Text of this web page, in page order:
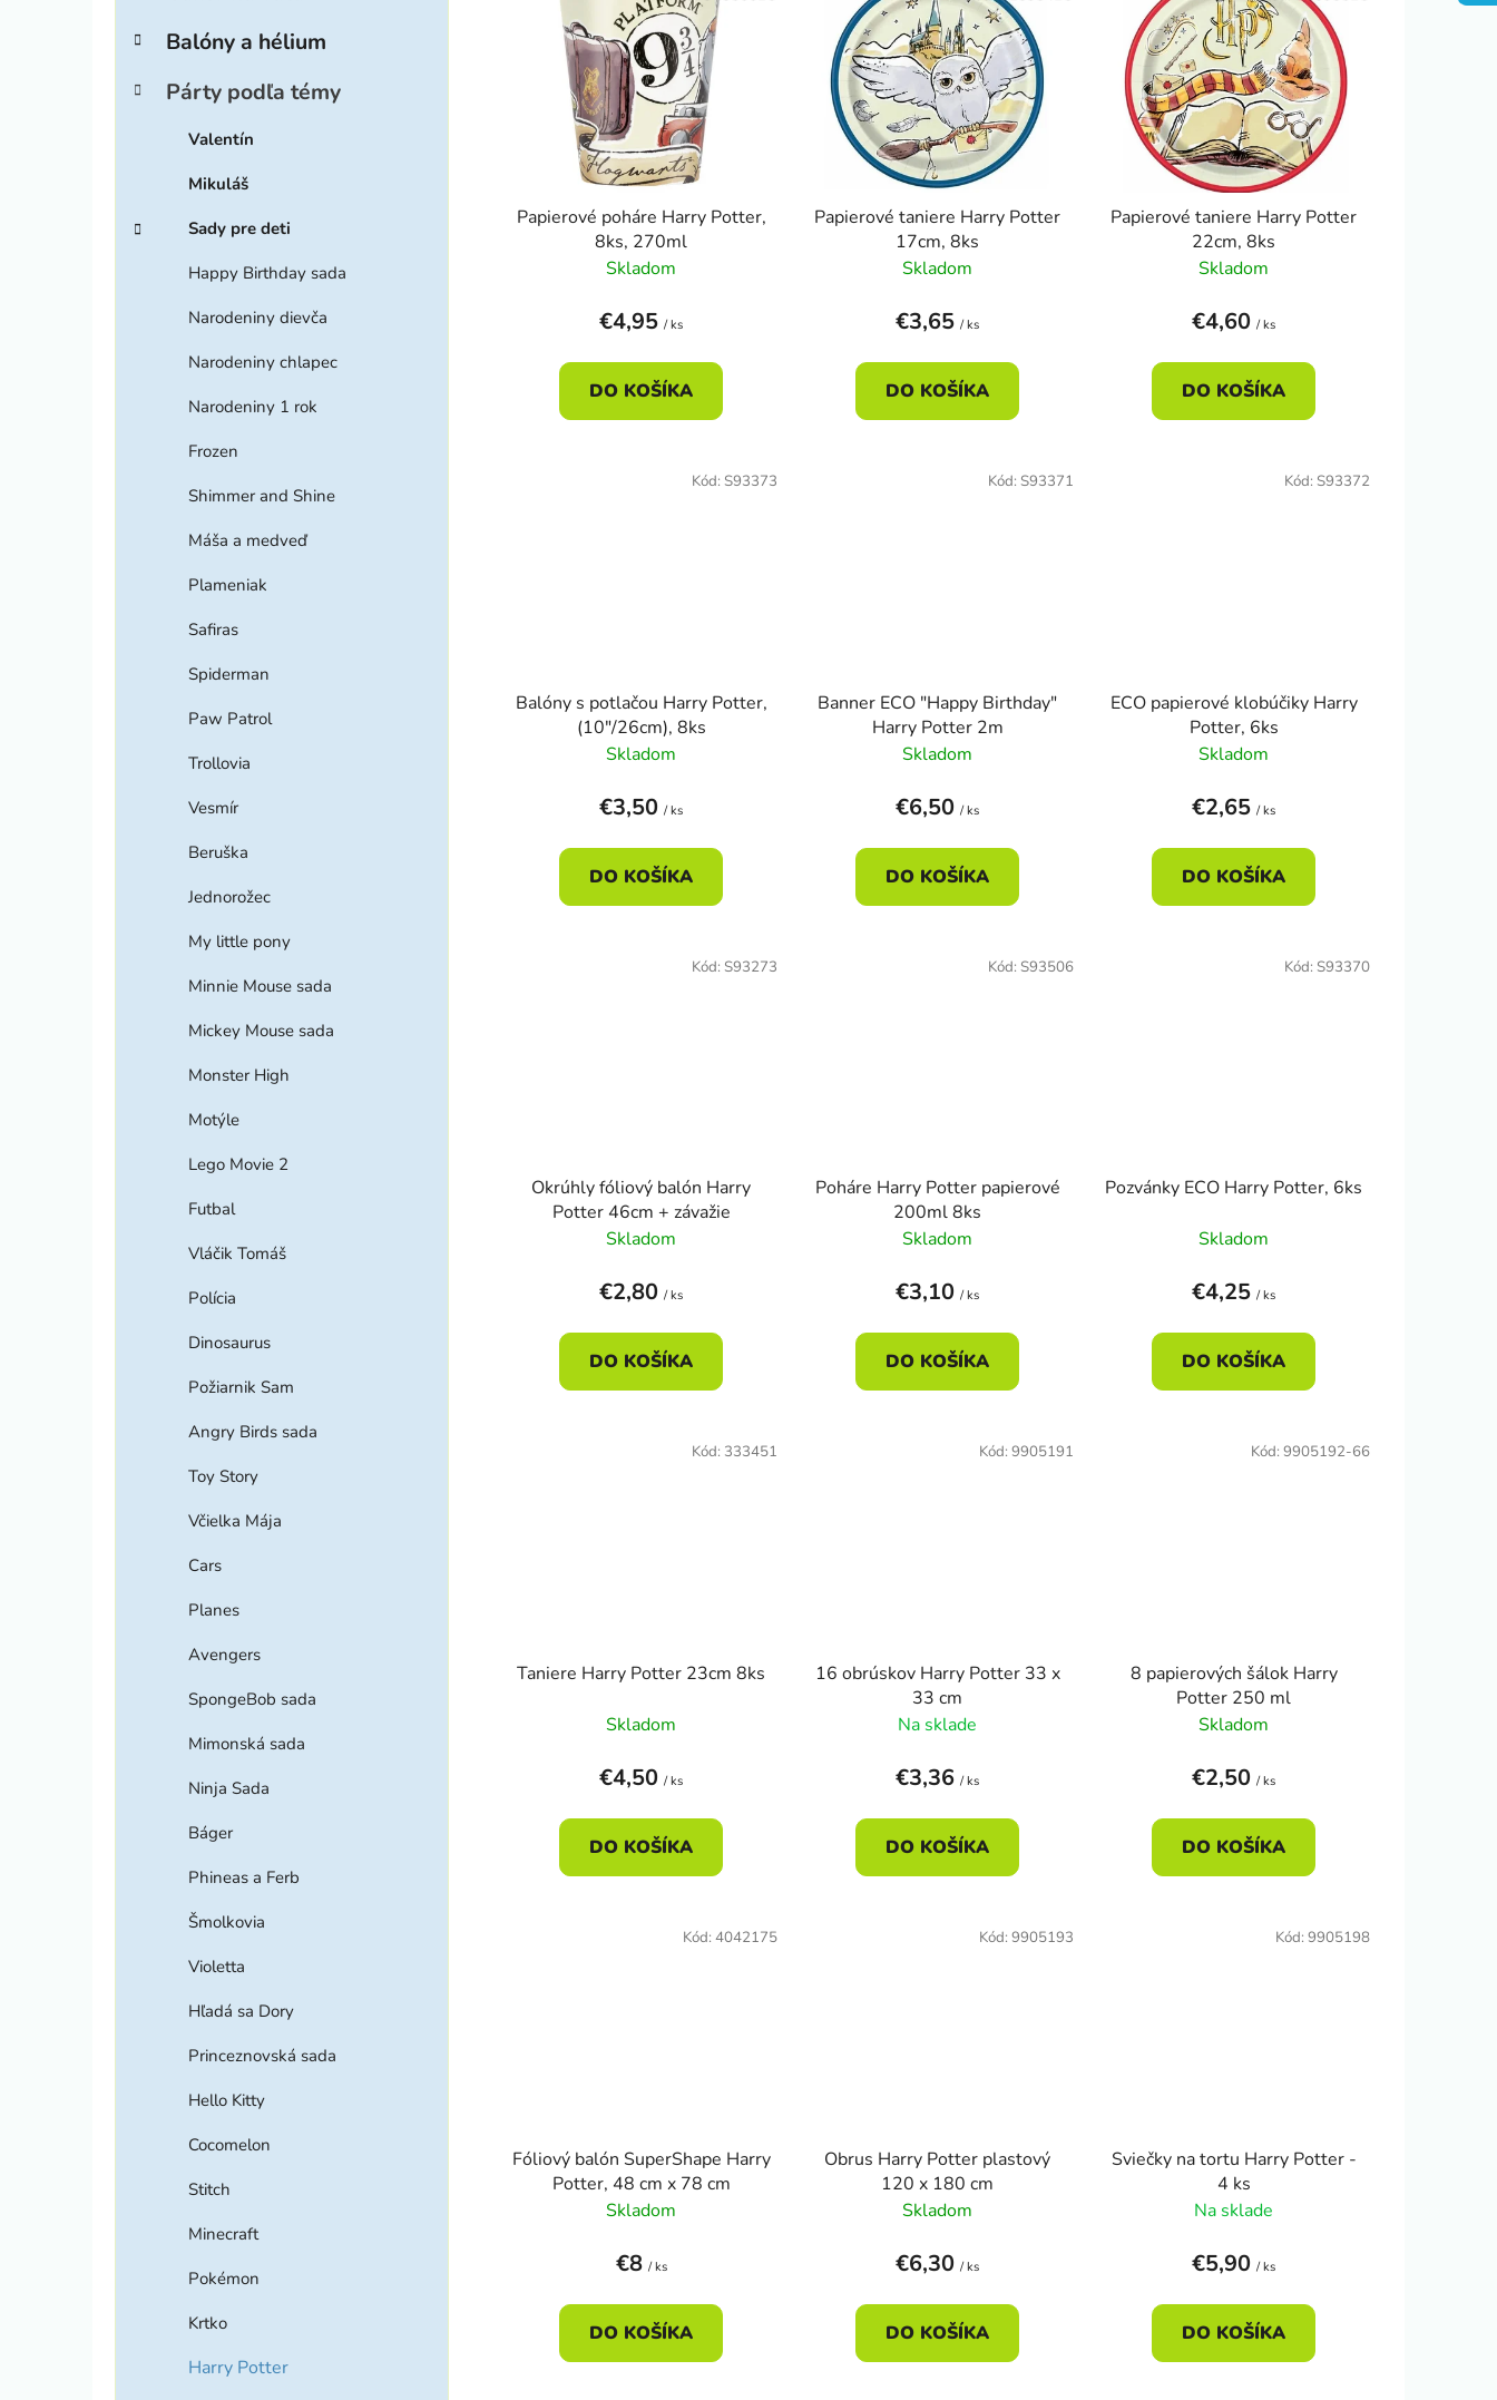
Balóny a hélium
Párty podľa témy
Valentín
Mikuláš
Sady pre deti
Happy Birthday sada
Narodeniny dievča
Narodeniny chlapec
Narodeniny 1 rok
Frozen
Shimmer and Shine
Máša a medveď
Plameniak
Safiras
Spiderman
Paw Patrol
Trollovia
Vesmír
Beruška
Jednorožec
My little pony
Minnie Mouse sada
Mickey Mouse sada
Monster High
Motýle
Lego Movie 2
Futbal
Vláčik Tomáš
Polícia
Dinosaurus
Požiarnik Sam
Angry Birds sada
Toy Story
Včielka Mája
Cars
Planes
Avengers
SpongeBob sada
Mimonská sada
Ninja Sada
Báger
Phineas a Ferb
Šmolkovia
Violetta
Hľadá sa Dory
Princeznovská sada
Hello Kitty
Cocomelon
Stitch
Minecraft
Pokémon
Krtko
Harry Potter
e
p
u
k
Papierové poháre Harry Potter,
8ks, 270ml
Skladom
€4,95/ ks
DO KOŠÍKA
Papierové taniere Harry Potter
17cm, 8ks
Skladom
€3,65/ ks
DO KOŠÍKA
Papierové taniere Harry Potter
22cm, 8ks
Skladom
€4,60/ ks
DO KOŠÍKA
Balóny s potlačou Harry Potter,
(10"/26cm), 8ks
Skladom
€3,50/ ks
DO KOŠÍKA
Kód: S93373
Banner ECO "Happy Birthday"
Harry Potter 2m
Skladom
€6,50/ ks
DO KOŠÍKA
Kód: S93371
ECO papierové klobúčiky Harry
Potter, 6ks
Skladom
€2,65/ ks
DO KOŠÍKA
Kód: S93372
Okrúhly fóliový balón Harry
Potter 46cm + závažie
Skladom
€2,80/ ks
DO KOŠÍKA
Kód: S93273
Poháre Harry Potter papierové
200ml 8ks
Skladom
€3,10/ ks
DO KOŠÍKA
Kód: S93506
Pozvánky ECO Harry Potter, 6ks
Skladom
€4,25/ ks
DO KOŠÍKA
Kód: S93370
Taniere Harry Potter 23cm 8ks
Skladom
€4,50/ ks
DO KOŠÍKA
Kód: 333451
16 obrúskov Harry Potter 33 x
33 cm
Na sklade
€3,36/ ks
DO KOŠÍKA
Kód: 9905191
8 papierových šálok Harry
Potter 250 ml
Skladom
€2,50/ ks
DO KOŠÍKA
Kód: 9905192-66
Fóliový balón SuperShape Harry
Potter, 48 cm x 78 cm
Skladom
€8 / ks
DO KOŠÍKA
Kód: 4042175
Obrus ​​Harry Potter plastový
120 x 180 cm
Skladom
€6,30/ ks
DO KOŠÍKA
Kód: 9905193
Sviečky na tortu Harry Potter -
4 ks
Na sklade
€5,90/ ks
DO KOŠÍKA
Kód: 9905198